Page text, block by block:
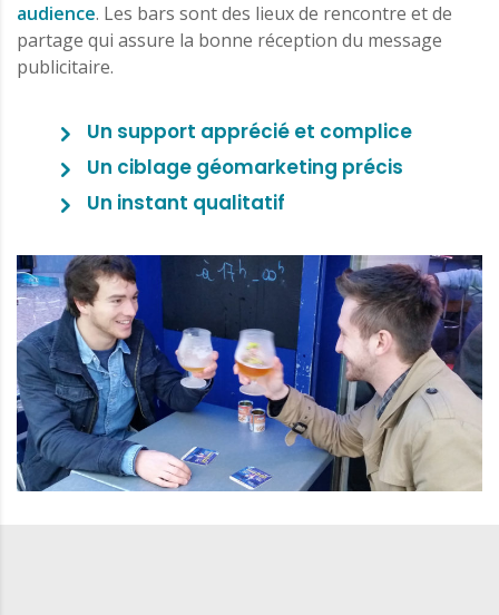
audience. Les bars sont des lieux de rencontre et de
partage qui assure la bonne réception du message
publicitaire.
Un support apprécié et complice
Un ciblage géomarketing précis
Un instant qualitatif